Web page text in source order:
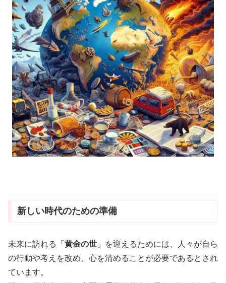
新しい時代のための準備
未来に訪れる「 黄金の世 」を迎えるためには、人々が自ら
の行動や考えを改め、心を清めることが必要であるとされ
ています。